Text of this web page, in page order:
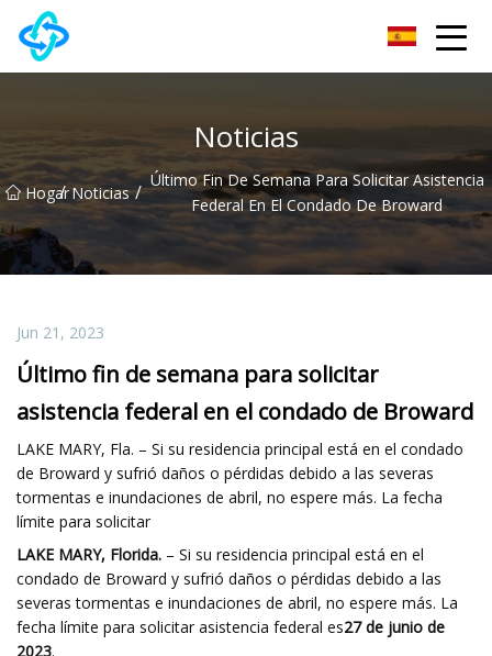
Grupo Co., Ltd de la cerradura de puerta de Chongqing UPVC
Noticias
Hogar
/ Noticias / Último Fin De Semana Para Solicitar Asistencia
Federal En El Condado De Broward
Jun 21, 2023
Último fin de semana para solicitar
asistencia federal en el condado de Broward
LAKE MARY, Fla. – Si su residencia principal está en el condado
de Broward y sufrió daños o pérdidas debido a las severas
tormentas e inundaciones de abril, no espere más. La fecha
límite para solicitar
LAKE MARY, Florida. – Si su residencia principal está en el
condado de Broward y sufrió daños o pérdidas debido a las
severas tormentas e inundaciones de abril, no espere más. La
fecha límite para solicitar asistencia federal es27 de junio de
2023.